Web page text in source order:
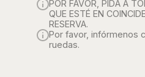
POR FAVOR, PIDA A
QUE ESTÉ EN
RESERVA.
Por favor, infórmenos
ruedas.